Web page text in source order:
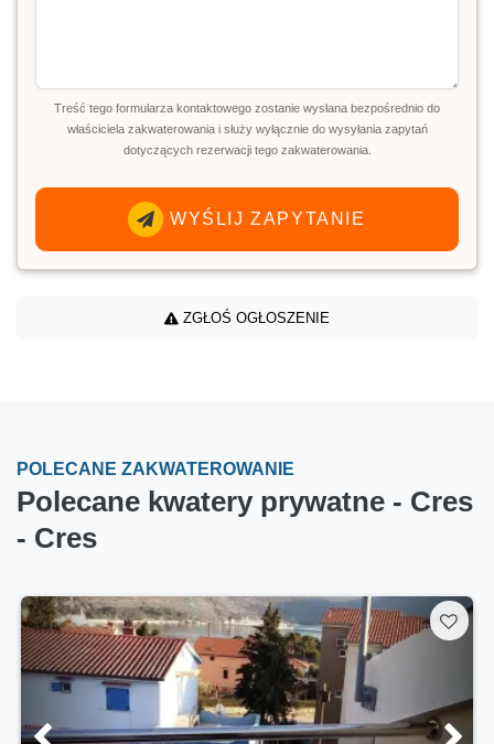
Treść tego formularza kontaktowego zostanie wysłana bezpośrednio do
właściciela zakwaterowania i służy wyłącznie do wysyłania zapytań
dotyczących rezerwacji tego zakwaterowania.
WYŚLIJ ZAPYTANIE
ZGŁOŚ OGŁOSZENIE
POLECANE ZAKWATEROWANIE
Polecane kwatery prywatne - Cres
- Cres